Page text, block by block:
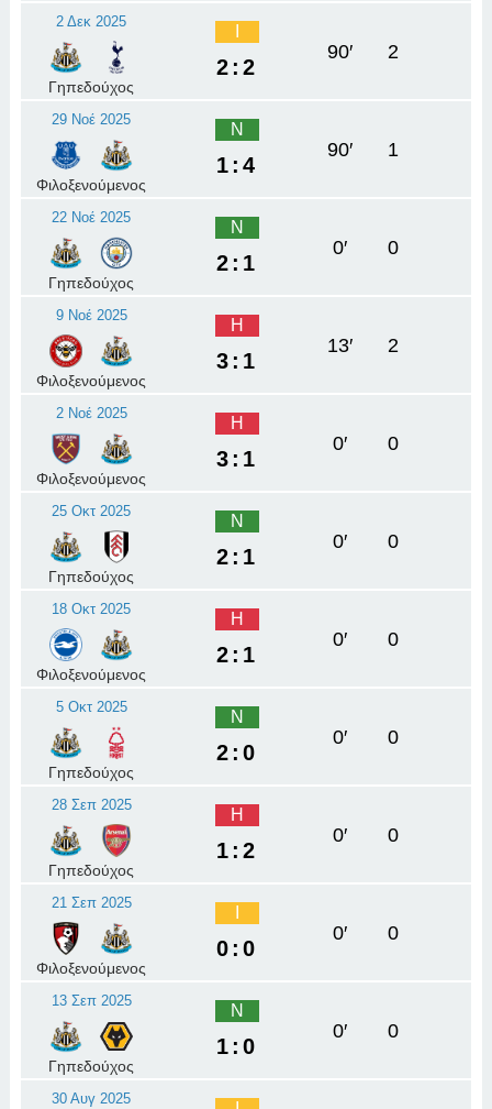
2 Δεκ 2025
Γηπεδούχος
2:2
90′ 2
29 Νοέ 2025
Φιλοξενούμενος
Ν
1:4
90′ 1
22 Νοέ 2025
Γηπεδούχος
Ν
2:1
0′ 0
9 Νοέ 2025
Φιλοξενούμενος
Η
3:1
13′ 2
2 Νοέ 2025
Φιλοξενούμενος
Η
3:1
0′ 0
25 Οκτ 2025
Γηπεδούχος
Ν
2:1
0′ 0
18 Οκτ 2025
Φιλοξενούμενος
Η
2:1
0′ 0
5 Οκτ 2025
Γηπεδούχος
Ν
2:0
0′ 0
28 Σεπ 2025
Γηπεδούχος
Η
1:2
0′ 0
21 Σεπ 2025
Φιλοξενούμενος
0:0
0′ 0
13 Σεπ 2025
Γηπεδούχος
Ν
1:0
0′ 0
30 Αυγ 2025